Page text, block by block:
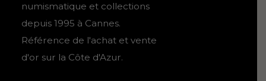
numismatique et collections
depuis 1995 à Cannes.
Référence de l'achat et vente
d'or sur la Côte d'Azur.